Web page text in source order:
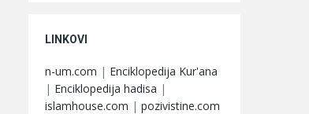
LINKOVI
n-um.com | Enciklopedija Kur'ana
| Enciklopedija hadisa |
islamhouse.com | pozivistine.com